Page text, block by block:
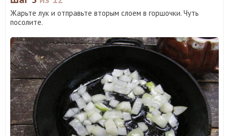
Жарьте лук и отправьте вторым слоем в горшочки. Чуть
посолите.